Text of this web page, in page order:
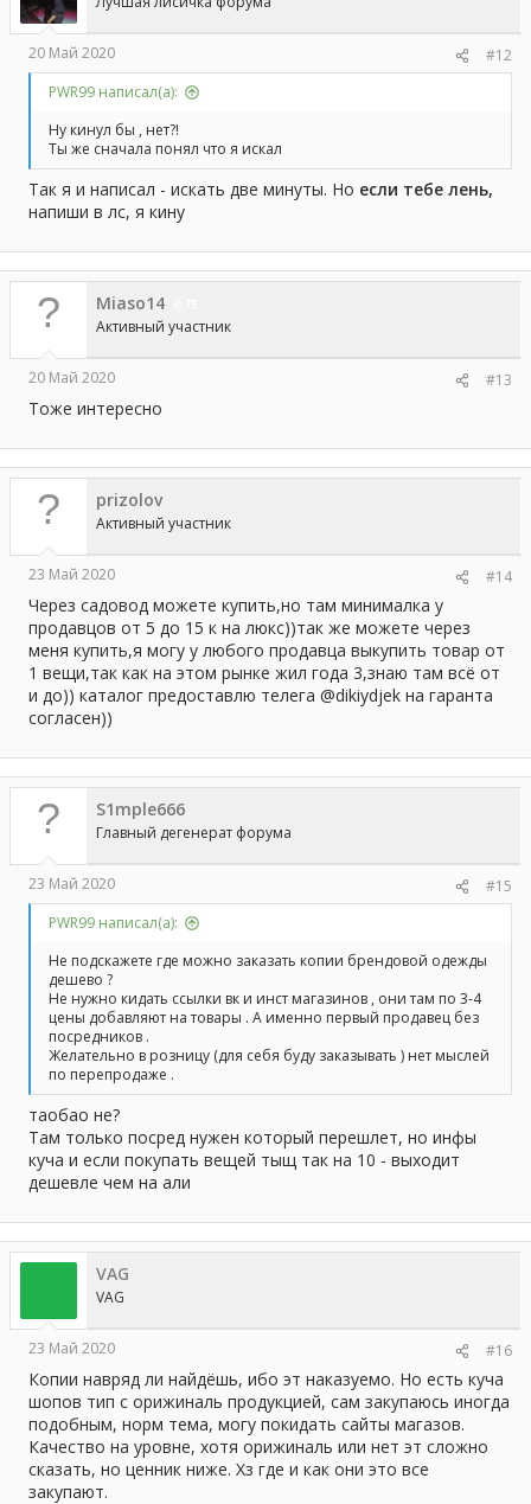
20 Май 2020
#12
PWR99 написал(а):
Ну кинул бы , нет?!
Ты же сначала понял что я искал
Так я и написал - искать две минуты. Но если тебе лень,
напиши в лс, я кину
Miaso14
Активный участник
20 Май 2020 #13
Тоже интересно
prizolov
Активный участник
23 Май 2020 #14
Через садовод можете купить,но там минималка у
продавцов от 5 до 15 к на люкс))так же можете через
меня купить,я могу у любого продавца выкупить товар от
1 вещи,так как на этом рынке жил года 3,знаю там всё от
и до)) каталог предоставлю телега @dikiydjek на гаранта
согласен))
S1mple666
Главный дегенерат форума
23 Май 2020
#15
PWR99 написал(а):
Не подскажете где можно заказать копии брендовой одежды
дешево ?
Не нужно кидать ссылки вк и инст магазинов , они там по 3-4
цены добавляют на товары . А именно первый продавец без
посредников .
Желательно в розницу (для себя буду заказывать ) нет мыслей
по перепродаже .
таобао не?
Там только посред нужен который перешлет, но инфы
куча и если покупать вещей тыщ так на 10 - выходит
дешевле чем на али
VAG
VAG
23 Май 2020 #16
Копии навряд ли найдёшь, ибо эт наказуемо. Но есть куча
шопов тип с орижиналь продукцией, сам закупаюсь иногда
подобным, норм тема, могу покидать сайты магазов.
Качество на уровне, хотя орижиналь или нет эт сложно
сказать, но ценник ниже. Хз где и как они это все
закупают.